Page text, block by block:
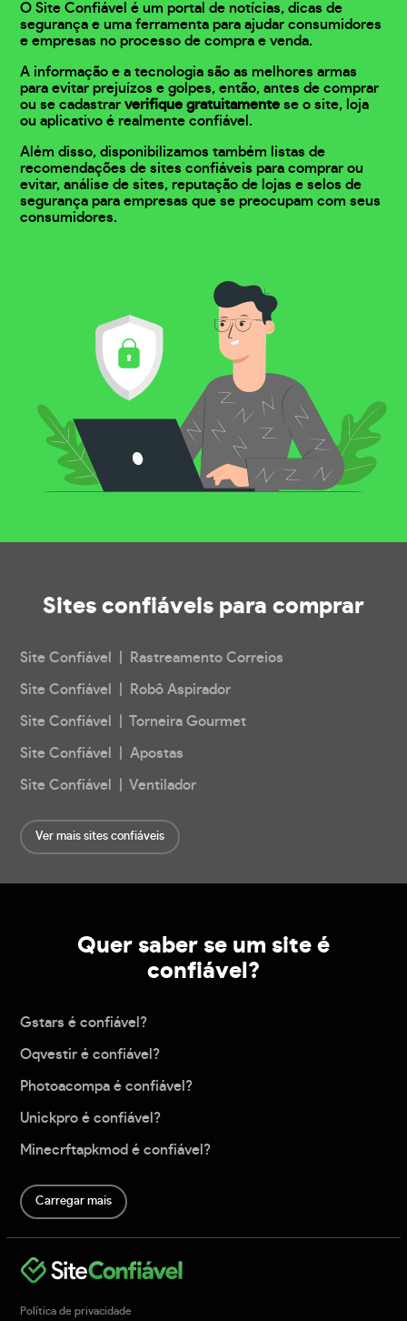
O Site Confiável é um portal de notícias, dicas de
segurança e uma ferramenta para ajudar consumidores
e empresas no processo de compra e venda.
A informação e a tecnologia são as melhores armas
para evitar prejuízos e golpes, então, antes de comprar
ou se cadastrarverifique gratuitamente se o site, loja
ou aplicativo é realmente confiável.
Além disso, disponibilizamos também listas de
recomendações de sites confiáveis para comprar ou
evitar, análise de sites, reputação de lojas e selos de
segurança para empresas que se preocupam com seus
consumidores.
Sites confiáveis para comprar
Site Confiável | Rastreamento Correios
Site Confiável | Robô Aspirador
Site Confiável | Torneira Gourmet
Site Confiável | Apostas
Site Confiável | Ventilador
Ver mais sites confiáveis
Quer saber se um site é
confiável?
Gstars é confiável?
Oqvestir é confiável?
Photoacompa é confiável?
Unickpro é confiável?
Minecrftapkmod é confiável?
Carregar mais
Política de privacidade